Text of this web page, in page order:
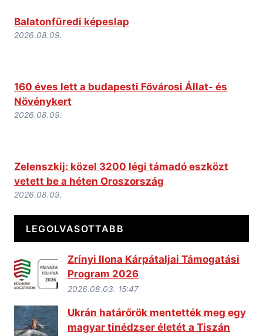
Balatonfüredi képeslap
2026.08.09.
160 éves lett a budapesti Fővárosi Állat- és
Növénykert
2026.08.09.
Zelenszkij: közel 3200 légi támadó eszközt
vetett be a héten Oroszország
2026.08.09.
LEGOLVASOTTABB
Zrínyi Ilona Kárpátaljai Támogatási
Program 2026
2026.08.03. 15:47
Ukrán határőrök mentették meg egy
magyar tinédzser életét a Tiszán